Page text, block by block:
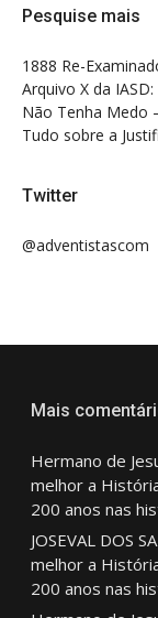
Pesquise mais
1888 Re-
Arquivo X da
Não Tenha Medo
Tudo sobre a
Twitter
@adventistascom
Mais
Hermano de
melhor a
200 anos nas
JOSEVAL DOS
melhor a
200 anos nas